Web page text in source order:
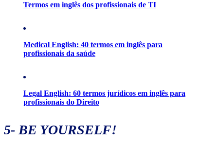
Termos em inglês dos profissionais de TI
Medical English: 40 termos em inglês para
profissionais da saúde
Legal English: 60 termos jurídicos em inglês para
profissionais do Direito
5- BE YOURSELF!